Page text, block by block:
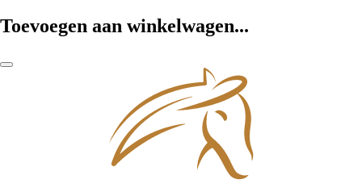
Toevoegen aan winkelwagen...